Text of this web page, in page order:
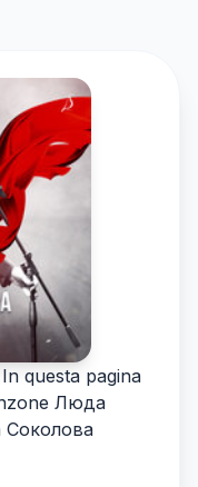
In questa pagina
Люда